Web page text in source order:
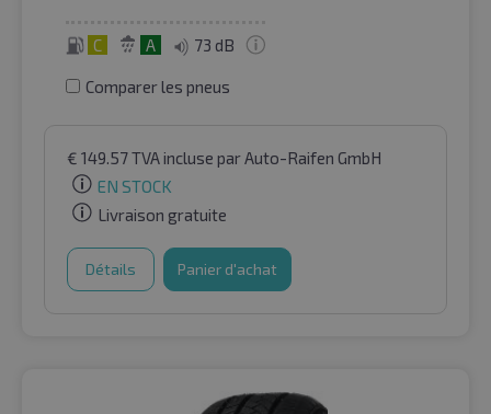
C A 73 dB
Comparer les pneus
€ 149.57TVA incluse par Auto-Raifen GmbH
EN STOCK
Livraison gratuite
Détails Panier d'achat